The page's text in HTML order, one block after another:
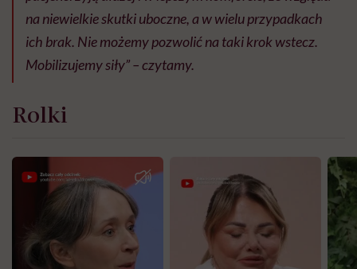
na niewielkie skutki uboczne, a w wielu przypadkach
ich brak. Nie możemy pozwolić na taki krok wstecz.
Mobilizujemy siły” – czytamy.
Rolki